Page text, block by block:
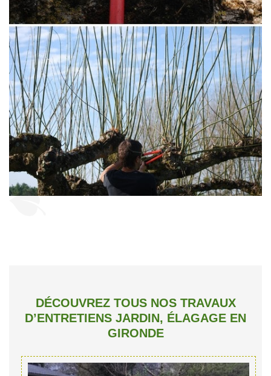
DÉCOUVREZ TOUS NOS TRAVAUX
D’ENTRETIENS JARDIN, ÉLAGAGE EN
GIRONDE